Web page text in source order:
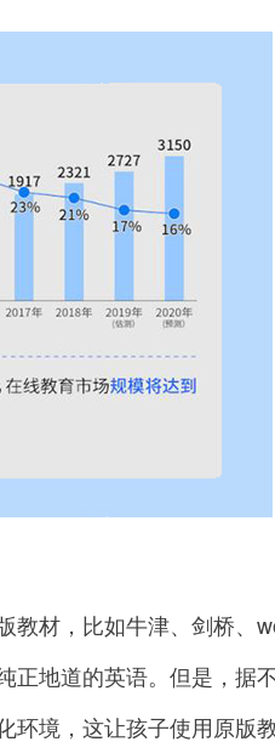
材，比如牛津、剑桥、
正地道的英语。但是，据
环境，这让孩子使用原版